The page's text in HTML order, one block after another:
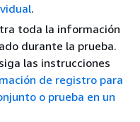
.
toda la información
durante la prueba.
las instrucciones
de registro para
o prueba en un